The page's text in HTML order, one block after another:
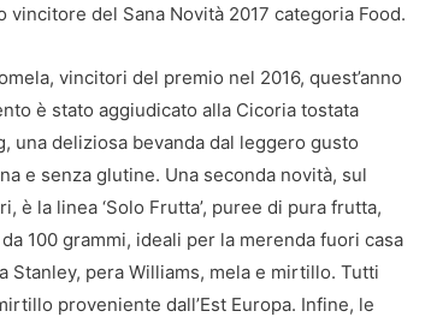
del Sana Novità 2017 categoria Food.
vincitori del premio nel 2016, quest’anno
è stato aggiudicato alla Cicoria tostata
una deliziosa bevanda dal leggero gusto
e senza glutine. Una seconda novità, sul
la linea ‘Solo Frutta’, puree di pura frutta,
100 grammi, ideali per la merenda fuori casa
Stanley, pera Williams, mela e mirtillo. Tutti
proveniente dall’Est Europa. Infine, le